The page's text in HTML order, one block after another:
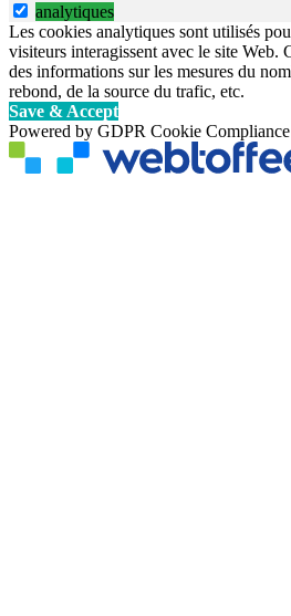
analytiques
Les cookies analytiques sont utilisés
visiteurs interagissent avec le site Web.
des informations sur les mesures du
rebond, de la source du trafic, etc.
Save & Accept
Powered by GDPR Cookie Compliance